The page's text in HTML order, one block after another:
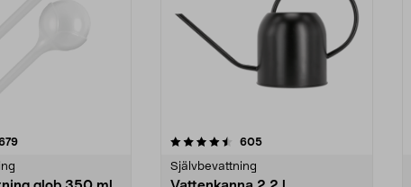
recensioner
av 5 stjärnor 605recensioner
Självbevattning
4.0 av 5 stjärnor